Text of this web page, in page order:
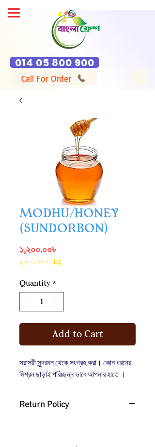
014 05 800 900
Call For Order
MODHU/HONEY
(SUNDORBON)
১,২০০.০০৳Price
১,২০০.০০৳ / 1kg
per
Kilogram
Quantity *
Add to Cart
সরাসরী সুন্দরবন থেকে সংগ্রহ করা। কোন ধরনের
মিশ্রন ছাড়াই পরিচ্ছন্ন ভাবে আপনার হাতে ।
Return Policy